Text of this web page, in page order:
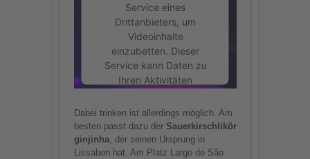
Service eines
Drittanbieters, um
Videoinhalte
einzubetten. Dieser
Service kann Daten zu
Ihren Aktivitäten
die Details durch und
stimmen Sie der
Nutzung des Service zu,
um dieses Video
Dabei trinken ist allerdings möglich. Am
besten passt dazu der Sauerkirschlikör
ginjinha, der seinen Ursprung in
Lissabon hat. Am Platz Largo de São